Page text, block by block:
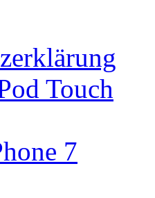
Touch
7